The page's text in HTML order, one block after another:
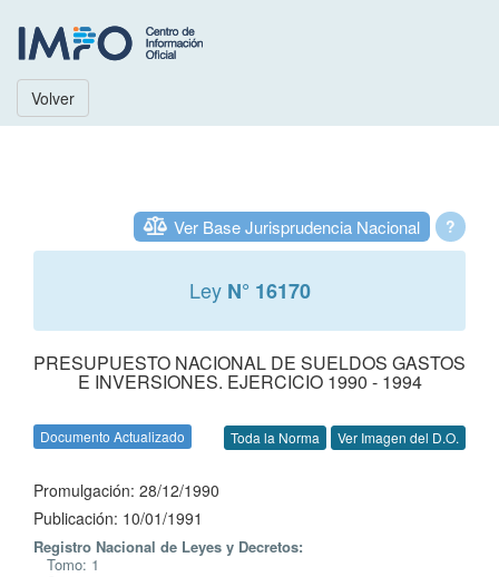
Volver
?
Ver Base Jurisprudencia Nacional
Ley N° 16170
PRESUPUESTO NACIONAL DE SUELDOS GASTOS
E INVERSIONES. EJERCICIO 1990 - 1994
Documento Actualizado Toda la Norma Ver Imagen del D.O.
Promulgación: 28/12/1990
Publicación: 10/01/1991
Registro Nacional de Leyes y Decretos:
Tomo: 1